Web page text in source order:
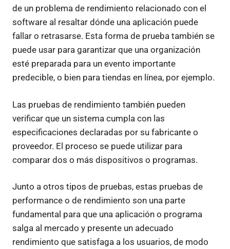
de un problema de rendimiento relacionado con el
software al resaltar dónde una aplicación puede
fallar o retrasarse. Esta forma de prueba también se
puede usar para garantizar que una organización
esté preparada para un evento importante
predecible, o bien para tiendas en línea, por ejemplo.
Las pruebas de rendimiento también pueden
verificar que un sistema cumpla con las
especificaciones declaradas por su fabricante o
proveedor. El proceso se puede utilizar para
comparar dos o más dispositivos o programas.
Junto a otros tipos de pruebas, estas pruebas de
performance o de rendimiento son una parte
fundamental para que una aplicación o programa
salga al mercado y presente un adecuado
rendimiento que satisfaga a los usuarios, de modo